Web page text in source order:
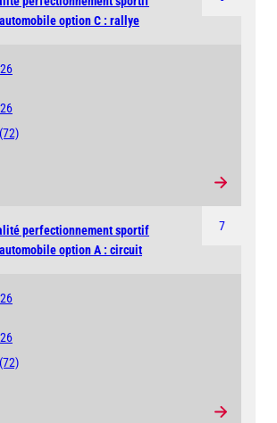
option C : rallye
(72)
7
perfectionnement sportif
option A : circuit
(72)